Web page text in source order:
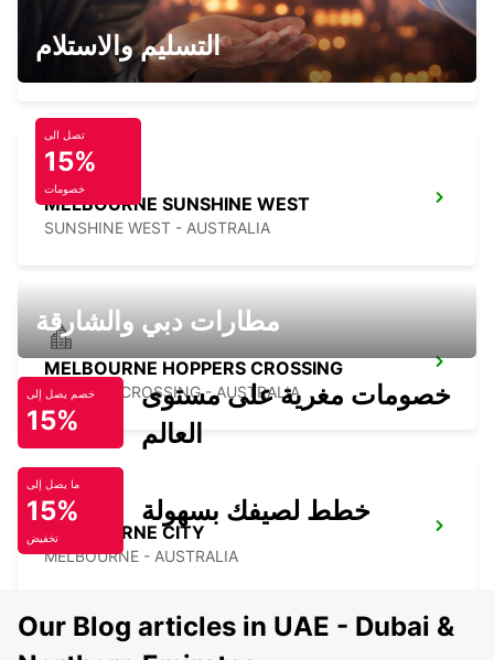
MELBOURNE THOMASTOWN
THOMASTOWN - AUSTRALIA
MELBOURNE SUNSHINE WEST
SUNSHINE WEST - AUSTRALIA
MELBOURNE HOPPERS CROSSING
HOPPERS CROSSING - AUSTRALIA
MELBOURNE CITY
MELBOURNE - AUSTRALIA
التسليم والاستلام
تصل الى
15%
خصومات
مطارات دبي والشارقة
خصم يصل إلى
15%
خصومات مغرية على مستوى
العالم
ما يصل إلى
15%
تخفيض
خطط لصيفك بسهولة
Our Blog articles in UAE - Dubai &